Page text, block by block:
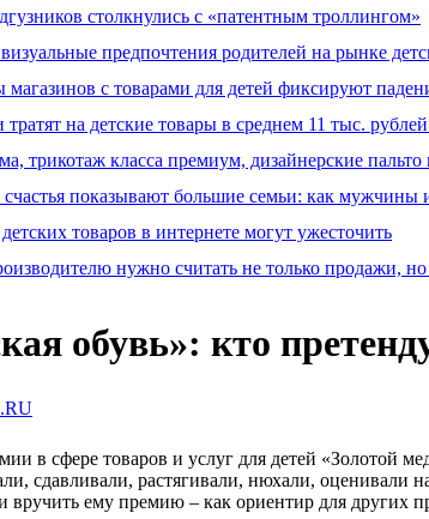
столкнулись с «патентным троллингом»
предпочтения родителей на рынке
магазинов с товарами для детей фиксируют
на детские товары в среднем 11 тыс.
трикотаж класса премиум, дизайнерские
показывают большие семьи: как
товаров в интернете могут ужесточить
нужно считать не только продажи,
обувь»: кто
в сфере товаров и услуг для детей «Золотой
сдавливали, растягивали, нюхали, оценивали
ему премию – как ориентир для других